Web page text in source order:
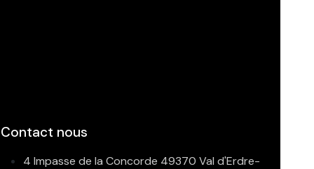
Contact nous
4 Impasse de la Concorde 49370 Val d'Erdre-